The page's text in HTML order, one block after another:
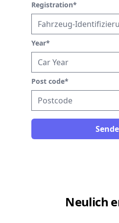
Registration*
Year*
Post code*
Neulich